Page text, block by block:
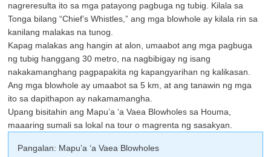
nagreresulta ito sa mga patayong pagbuga ng tubig. Kilala sa
Tonga bilang “Chief’s Whistles,” ang mga blowhole ay kilala rin sa
kanilang malakas na tunog.
Kapag malakas ang hangin at alon, umaabot ang mga pagbuga
ng tubig hanggang 30 metro, na nagbibigay ng isang
nakakamanghang pagpapakita ng kapangyarihan ng kalikasan.
Ang mga blowhole ay umaabot sa 5 km, at ang tanawin ng mga
ito sa dapithapon ay nakamamangha.
Upang bisitahin ang Mapu’a ‘a Vaea Blowholes sa Houma,
maaaring sumali sa lokal na tour o magrenta ng sasakyan.
Pangalan: Mapu’a ‘a Vaea Blowholes